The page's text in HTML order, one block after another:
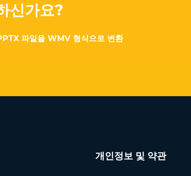
신가요?
파일을 WMV 형식으로 변환
개인정보 및 약관